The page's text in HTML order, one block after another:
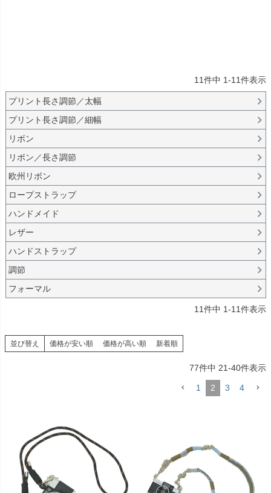
11件中 1-11件表示
プリント長さ調節／太幅
プリント長さ調節／細幅
リボン
リボン／長さ調節
欧州リボン
ロープストラップ
ハンドメイド
レザー
ハンドストラップ
調節
フォーマル
11件中 1-11件表示
並び替え 価格が安い順 価格が高い順 新着順
77件中 21-40件表示
1 2 3 4